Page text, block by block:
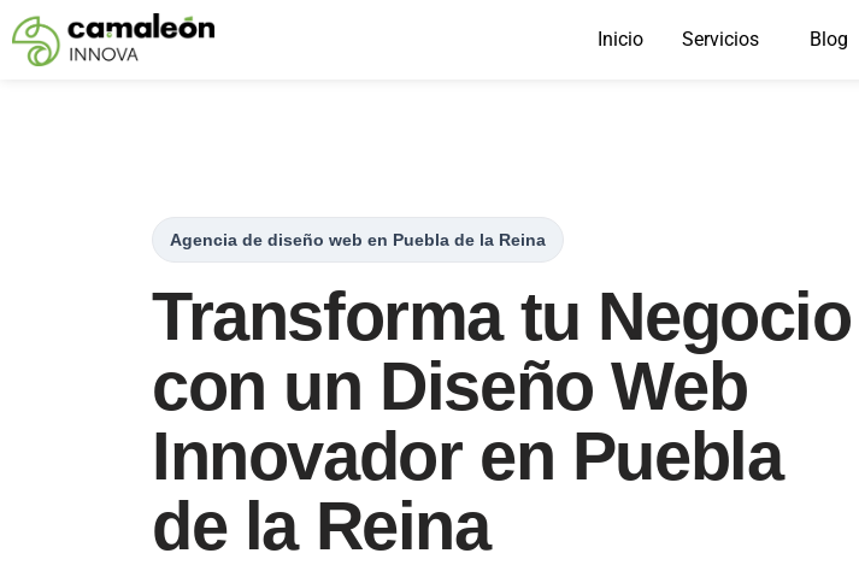
Saltar
Inicio Servicios Blog
Agencia de diseño web en Puebla de la Reina
Transforma tu Negocio
con un Diseño Web
Innovador en Puebla
de la Reina